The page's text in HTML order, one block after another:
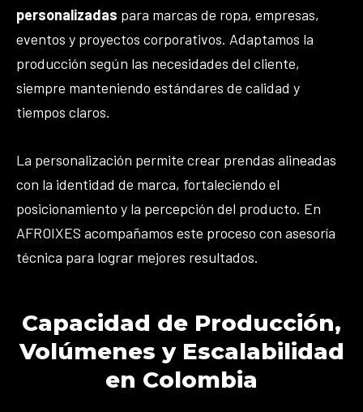
personalizadas para marcas de ropa, empresas,
eventos y proyectos corporativos. Adaptamos la
producción según las necesidades del cliente,
siempre manteniendo estándares de calidad y
tiempos claros.
La personalización permite crear prendas alineadas
con la identidad de marca, fortaleciendo el
posicionamiento y la percepción del producto. En
AFROIXES acompañamos este proceso con asesoría
técnica para lograr mejores resultados.
Capacidad de Producción,
Volúmenes y Escalabilidad
en Colombia